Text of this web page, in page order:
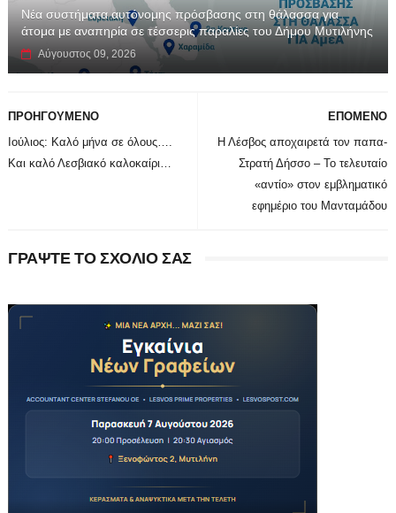
Νέα συστήματα αυτόνομης πρόσβασης στη θάλασσα για
άτομα με αναπηρία σε τέσσερις παραλίες του Δήμου Μυτιλήνης
Αύγουστος 09, 2026
ΕΠΟΜΕΝΟ
Η Λέσβος αποχαιρετά τον παπα-
Στρατή Δήσσο – Το τελευταίο
«αντίο» στον εμβληματικό
εφημέριο του Μανταμάδου
ΠΡΟΗΓΟΥΜΕΝΟ
Ιούλιος: Καλό μήνα σε όλους….
Και καλό Λεσβιακό καλοκαίρι…
ΓΡΑΨΤΕ ΤΟ ΣΧΟΛΙΟ ΣΑΣ